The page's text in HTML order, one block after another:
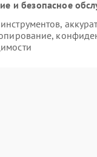
и безопасное